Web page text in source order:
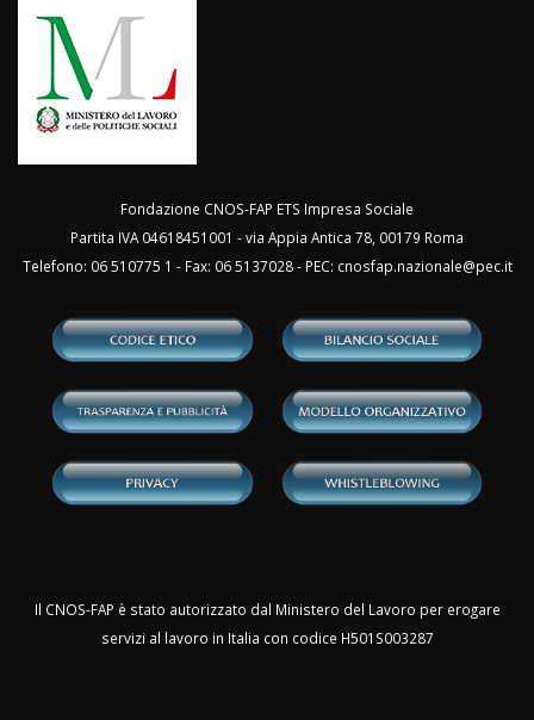
Fondazione CNOS-FAP ETS Impresa Sociale
Partita IVA 04618451001 - via Appia Antica 78, 00179 Roma
Telefono: 06 510775 1 - Fax: 06 5137028 - PEC: cnosfap.nazionale@pec.it
Il CNOS-FAP è stato autorizzato dal Ministero del Lavoro per erogare
servizi al lavoro in Italia con codice H501S003287